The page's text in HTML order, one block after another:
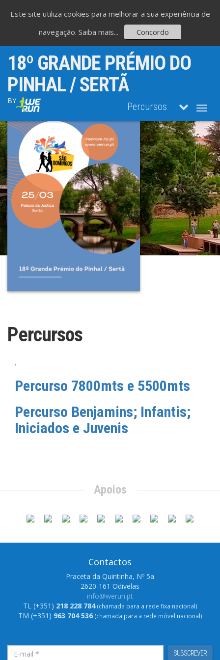
18º GRANDE PRÉMIO DO
PINHAL / SERTÃ
BY Percursos
Percursos
.
Percurso 7800mts e 5500mts
Percurso Benjamins; Infantis;
Iniciados e Juvenis
Apoios
Contactos
Praceta da Quintinha, Nº 5a
2620-161 Odivelas
info@werun.pt
TL (+351) 218 228 784(chamada para a rede fixa nacional)
TM (+351) 963 704 536(chamada para a rede móvel nacional)
SUBSCREVER
Este site utiliza cookies para melhorar a sua experiência de
navegação. Saiba mais... Concordo